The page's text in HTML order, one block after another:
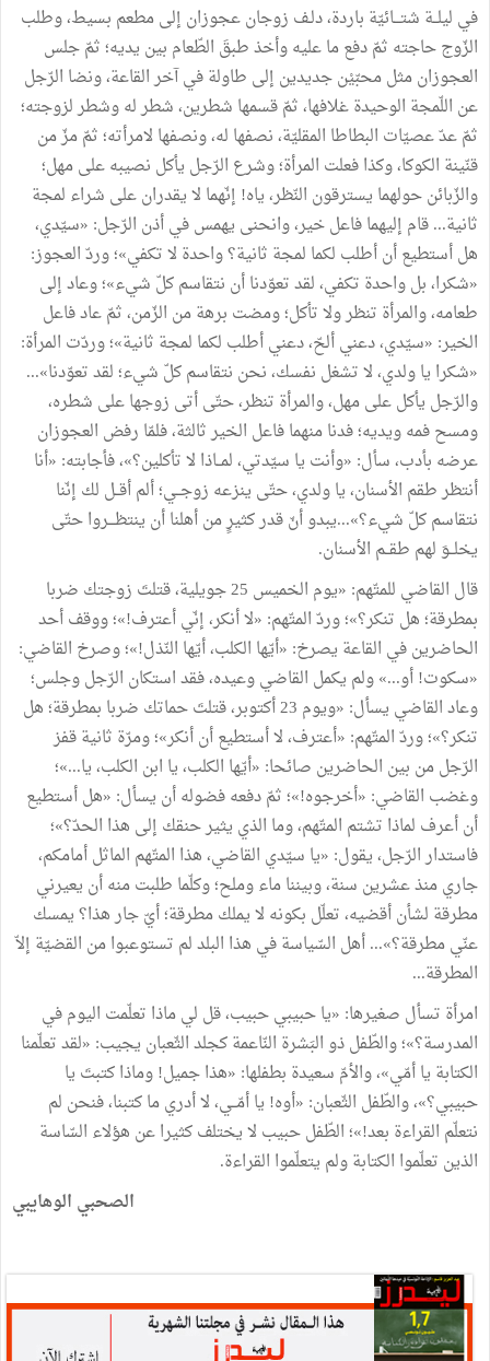
في ليلــة شتـــائيّة باردة، دلـف زوجان عجوزان إلى مطعم بسيط، وطلب
الزّوج حاجته ثمّ دفع ما عليه وأخذ طبقَ الطّعام بين يديه؛ ثمّ جلس
العجوزان مثل محبّيْن جديدين إلى طاولة في آخر القاعة، ونضا الرّجل
عن اللّمجة الوحيدة غلافها، ثمّ قسمها شطرين، شطر له وشطر لزوجته؛
ثمّ عدّ عصيّات البطاطا المقليّة، نصفها له، ونصفها لامرأته؛ ثمّ مزّ من
قنّينة الكوكا، وكذا فعلت المرأة؛ وشرع الرّجل يأكل نصيبه على مهل؛
والزّبائن حولهما يسترقون النّظر، ياه! إنّهما لا يقدران على شراء لمجة
ثانية... قام إليهما فاعل خير، وانحنى يهمس في أذن الرّجل: «سيّدي،
هل أستطيع أن أطلب لكما لمجة ثانية؟ واحدة لا تكفي»؛ وردّ العجوز:
«شكرا، بل واحدة تكفي، لقد تعوّدنا أن نتقاسم كلّ شيء»؛ وعاد إلى
طعامه، والمرأة تنظر ولا تأكل؛ ومضت برهة من الزّمن، ثمّ عاد فاعل
الخير: «سيّدي، دعني ألحّ، دعني أطلب لكما لمجة ثانية»؛ وردّت المرأة:
«شكرا يا ولدي، لا تشغل نفسك، نحن نتقاسم كلّ شيء؛ لقد تعوّدنا»...
والرّجل يأكل على مهل، والمرأة تنظر، حتّى أتى زوجها على شطره،
ومسح فمه ويديه؛ فدنا منهما فاعل الخير ثالثة، فلمّا رفض العجوزان
عرضه بأدب، سأل: «وأنت يا سيّدتي، لمــاذا لا تأكلين؟»، فأجابته: «أنا
أنتظر طقم الأسنان، يا ولدي، حتّى ينزعه زوجــي؛ ألم أقــل لك إنّنا
نتقاسم كلّ شيء؟»...يبدو أنّ قدر كثيرٍ من أهلنا أن ينتظـــروا حتّى
يخلــوَ لهم طقــم الأسنان.
قال القاضي للمتّهم: «يوم الخميس 25 جويلية، قتلتَ زوجتك ضربا
بمطرقة؛ هل تنكر؟»؛ وردّ المتّهم: «لا أنكر، إنّي أعترف!»؛ ووقف أحد
الحاضرين في القاعة يصرخ: «أيّها الكلب، أيّها النّذل!»؛ وصرخ القاضي:
«سكوت! أو...» ولم يكمل القاضي وعيده، فقد استكان الرّجل وجلس؛
وعاد القاضي يسأل: «ويوم 23 أكتوبر، قتلتَ حماتك ضربا بمطرقة؛ هل
تنكر؟»؛ وردّ المتّهم: «أعترف، لا أستطيع أن أنكر»؛ ومرّة ثانية قفز
الرّجل من بين الحاضرين صائحا: «أيّها الكلب، يا ابن الكلب، يا...»؛
وغضب القاضي: «أخرجوه!»؛ ثمّ دفعه فضوله أن يسأل: «هل أستطيع
أن أعرف لماذا تشتم المتّهم، وما الذي يثير حنقك إلى هذا الحدّ؟»؛
فاستدار الرّجل، يقول: «يا سيّدي القاضي، هذا المتّهم الماثل أمامكم،
جاري منذ عشرين سنة، وبيننا ماء وملح؛ وكلّما طلبت منه أن يعيرني
مطرقة لشأن أقضيه، تعلّل بكونه لا يملك مطرقة؛ أيّ جار هذا؟ يمسك
عنّي مطرقة؟»... أهل السّياسة في هذا البلد لم تستوعبوا من القضيّة إلاّ
المطرقة...
امرأة تسأل صغيرها: «يا حبيبي حبيب، قل لي ماذا تعلّمت اليوم في
المدرسة؟»؛ والطّفل ذو البَشرة النّاعمة كجلد الثّعبان يجيب: «لقد تعلّمنا
الكتابة يا أمّي»، والأمّ سعيدة بطفلها: «هذا جميل! وماذا كتبتَ يا
حبيبي؟»، والطّفل الثّعبان: «أوه! يا أمّــي، لا أدري ما كتبنا، فنحن لم
نتعلّم القراءة بعد!»؛ الطّفل حبيب لا يختلف كثيرا عن هؤلاء السّاسة
الذين تعلّموا الكتابة ولم يتعلّموا القراءة.
الصحبي الوهايبي